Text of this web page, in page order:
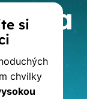
si
chvilky